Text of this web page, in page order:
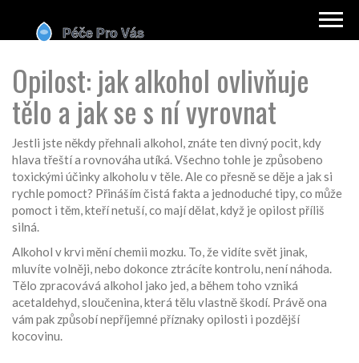
Opilost: jak alkohol ovlivňuje
tělo a jak se s ní vyrovnat
Jestli jste někdy přehnali alkohol, znáte ten divný pocit, kdy
hlava třeští a rovnováha utíká. Všechno tohle je způsobeno
toxickými účinky alkoholu v těle. Ale co přesně se děje a jak si
rychle pomoct? Přináším čistá fakta a jednoduché tipy, co může
pomoct i těm, kteří netuší, co mají dělat, když je opilost příliš
silná.
Alkohol v krvi mění chemii mozku. To, že vidíte svět jinak,
mluvíte volněji, nebo dokonce ztrácíte kontrolu, není náhoda.
Tělo zpracovává alkohol jako jed, a během toho vzniká
acetaldehyd, sloučenina, která tělu vlastně škodí. Právě ona
vám pak způsobí nepříjemné příznaky opilosti i pozdější
kocovinu.